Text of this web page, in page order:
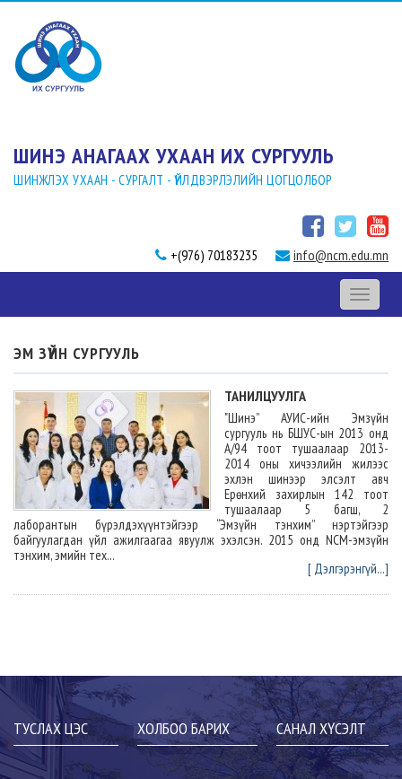
ШИНЭ АНАГААХ УХААН ИХ СУРГУУЛЬ
ШИНЖЛЭХ УХААН - СУРГАЛТ - ҮЙЛДВЭРЛЭЛИЙН ЦОГЦОЛБОР
+(976) 70183235 info@ncm.edu.mn
Toggle
ЭМ ЗҮЙН СУРГУУЛЬ
ТАНИЛЦУУЛГА
"Шинэ” АУИС-ийн Эмзүйн
сургууль нь БШУС-ын 2013 онд
А/94 тоот тушаалаар 2013-
2014 оны хичээлийн жилээс
эхлэн шинээр элсэлт авч
Ерөнхий захирлын 142 тоот
тушаалаар 5 багш, 2
лаборантын бүрэлдэхүүнтэйгээр “Эмзүйн тэнхим” нэртэйгээр
байгуулагдан үйл ажилгаагаа явуулж эхэлсэн. 2015 онд NCM-эмзүйн
тэнхим, эмийн тех...
[ Дэлгэрэнгүй...]
ТУСЛАХ ЦЭС ХОЛБОО БАРИХ САНАЛ ХҮСЭЛТ